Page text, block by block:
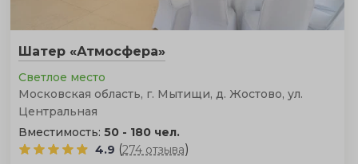
Шатер «Атмосфера»
Светлое место
Московская область, г. Мытищи, д. Жостово, ул.
Центральная
Вместимость: 50 - 180 чел.
4.9 (274 отзыва)